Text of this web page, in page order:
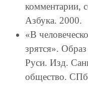
комментарии,
Азбука. 2000.
«В
зрятся».
Руси. Изд.
общество.